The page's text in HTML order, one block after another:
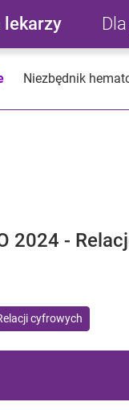
lekarzy
Niezbędnik
2024 -
cyfrowych